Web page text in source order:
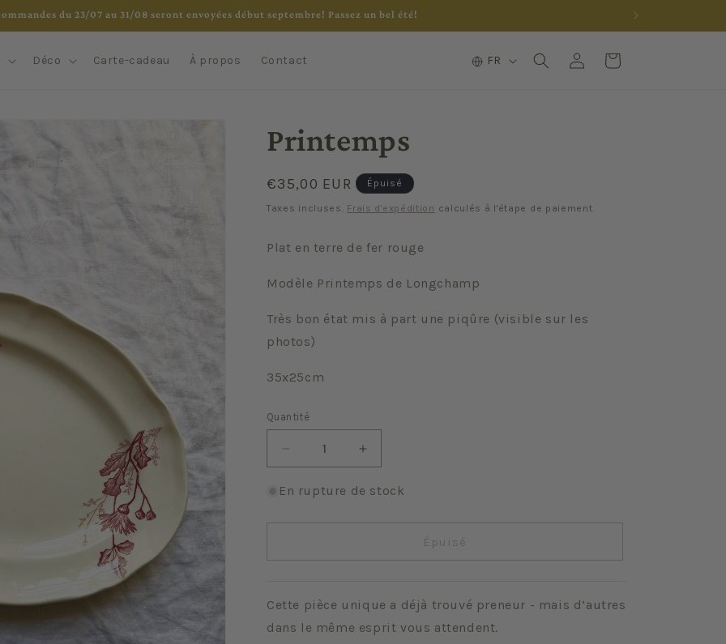
du 23/07 au 31/08 seront envoyées début septembre! Passez un bel été!
Déco Carte-cadeau À propos Contact
L
FR ConnexionPanier
Printemps
Prix
habituel
€35,00 EUR Épuisé
Taxes incluses. Frais d'expédition calculés à l'étape de paiement.
Plat en terre de fer rouge
Modèle Printemps de Longchamp
Très bon état mis à part une piqûre (visible sur les
photos)
35x25cm
Quantité
Quantité
Réduire
la
quantité
Printemps
Augmenter
la
quantité
Printemps
En rupture de stock
Épuisé
Cette pièce unique a déjà trouvé preneur - mais d’autres
dans le même esprit vous attendent.